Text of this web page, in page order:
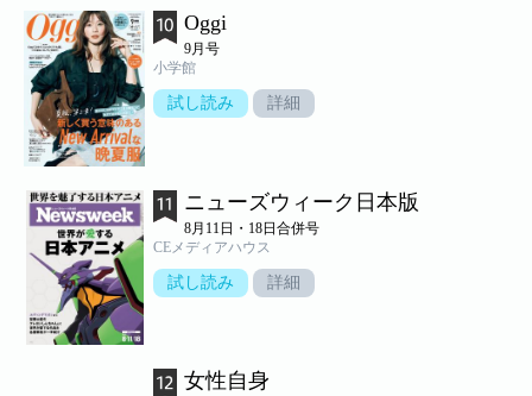
Oggi
9月号
小学館
試し読み 詳細
ニューズウィーク日本版
8月11日・18日合併号
CEメディアハウス
試し読み 詳細
女性自身